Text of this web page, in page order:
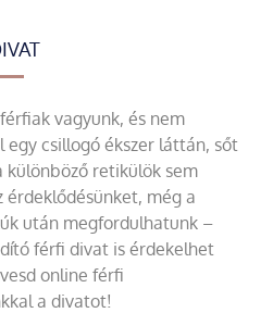
vagyunk, és nem
egy csillogó ékszer láttán, sőt
különböző retikülök sem
érdeklődésünket, még a
után megfordulhatunk –
férfi divat is érdekelhet
online férfi
a divatot!